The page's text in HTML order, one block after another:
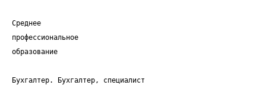
Среднее
профессиональное
образование
Бухгалтер. Бухгалтер, специалист